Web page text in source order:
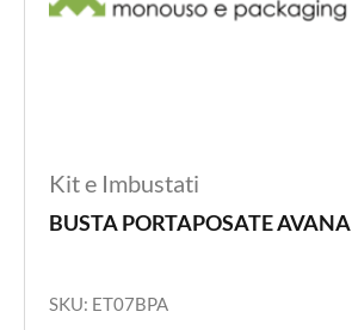
Kit e Imbustati
BUSTA PORTAPOSATE AVANA
SKU: ET07BPA